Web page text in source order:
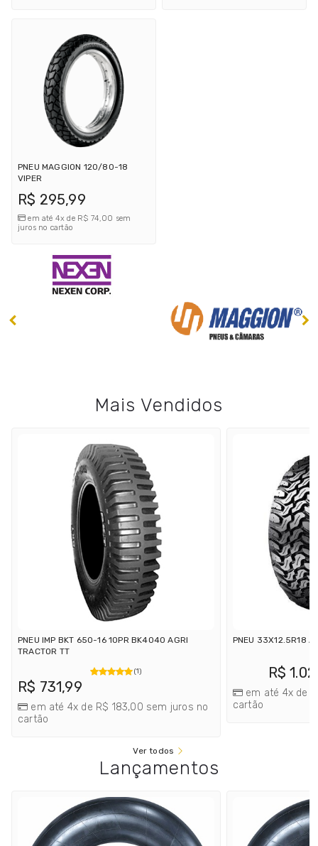
PNEU MAGGION 120/80-18
VIPER
R$ 295,99
em até 4x de R$ 74,00 sem
juros no cartão
Mais Vendidos
PNEU IMP BKT 650-16 10PR BK4040 AGRI
TRACTOR TT
(1)
R$ 731,99
em até 4x de R$ 183,00 sem juros no
cartão
PNEU 33X12.5R18
R$
em até 4x de
cartão
Ver todos
Lançamentos